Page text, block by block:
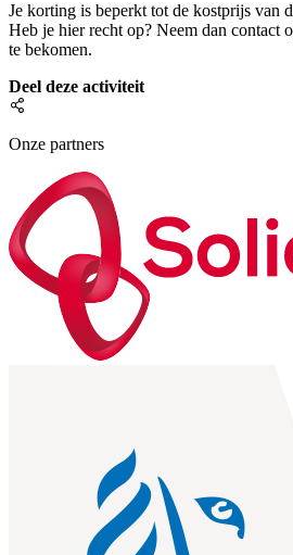
Je korting is beperkt tot de kostprijs van
Heb je hier recht op? Neem dan contact
te bekomen.
Deel deze activiteit
Onze partners